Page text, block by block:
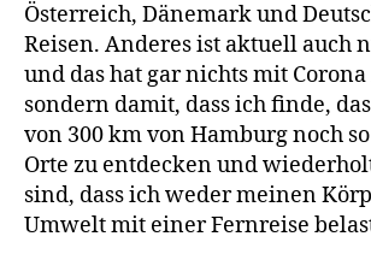
Österreich, Dänemark und
Reisen. Anderes ist aktuell auch
und das hat gar nichts mit
sondern damit, dass ich finde,
von 300 km von Hamburg noch
Orte zu entdecken und
sind, dass ich weder meinen
Umwelt mit einer Fernreise